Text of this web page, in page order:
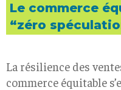
Le commerce
“zéro
La résilience des
commerce équitable